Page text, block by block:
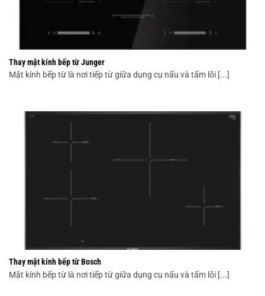
Thay mặt kính bếp từ Junger
Mặt kính bếp từ là nơi tiếp từ giữa dụng cụ nấu và tấm lõi [...]
Thay mặt kính bếp từ Bosch
Mặt kính bếp từ là nơi tiếp từ giữa dụng cụ nấu và tấm lõi [...]